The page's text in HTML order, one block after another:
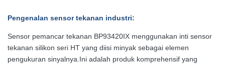
Pengenalan sensor tekanan industri:
Sensor pemancar tekanan BP93420IX menggunakan inti sensor
tekanan silikon seri HT yang diisi minyak sebagai elemen
pengukuran sinyalnya.Ini adalah produk komprehensif yang